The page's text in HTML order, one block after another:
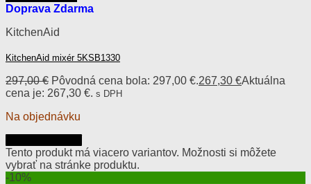
Doprava Zdarma
KitchenAid
KitchenAid mixér 5KSB1330
297,00€ Pôvodná cena bola: 297,00 €.267,30 €Aktuálna
cena je: 267,30 €. s DPH
Na objednávku
Tento produkt má viacero variantov. Možnosti si môžete
vybrať na stránke produktu.
-10%